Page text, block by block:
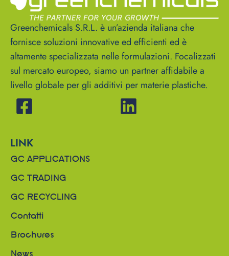
Greenchemicals S.R.L. è un’azienda italiana che
fornisce soluzioni innovative ed efficienti ed è
altamente specializzata nelle formulazioni. Focalizzati
sul mercato europeo, siamo un partner affidabile a
livello globale per gli additivi per materie plastiche.
LINK
GC APPLICATIONS
GC TRADING
GC RECYCLING
Contatti
Brochures